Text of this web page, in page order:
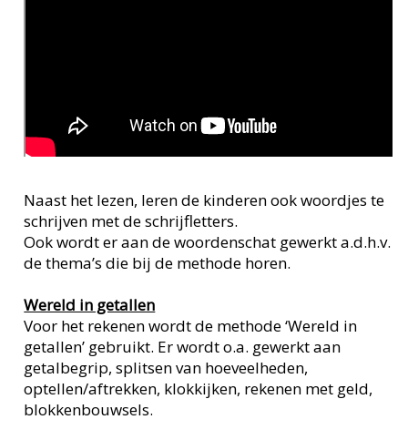
Naast het lezen, leren de kinderen ook woordjes te
schrijven met de schrijfletters.
Ook wordt er aan de woordenschat gewerkt a.d.h.v.
de thema’s die bij de methode horen.
Wereld in getallen
Voor het rekenen wordt de methode ‘Wereld in
getallen’ gebruikt. Er wordt o.a. gewerkt aan
getalbegrip, splitsen van hoeveelheden,
optellen/aftrekken, klokkijken, rekenen met geld,
blokkenbouwsels.